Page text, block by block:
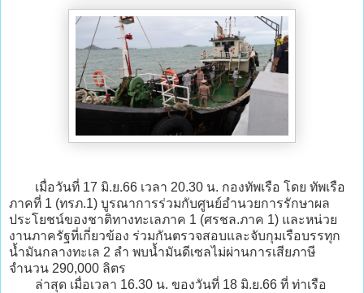
เมื่อวันที่ 17 มิ.ย.66 เวลา 20.30 น. กองทัพเรือ โดย ทัพเรือ
ภาคที่ 1 (ทรภ.1) บูรณาการร่วมกับศูนย์อำนวยการรักษาผล
ประโยชน์ของชาติทางทะเลภาค 1 (ศรชล.ภาค 1) และหน่วย
งานภาครัฐที่เกี่ยวข้อง ร่วมกันตรวจสอบและจับกุมเรือบรรทุก
น้ำมันกลางทะเล 2 ลำ พบน้ำมันดีเซลไม่ผ่านการเสียภาษี
จำนวน 290,000 ลิตร
ล่าสุด เมื่อเวลา 16.30 น. ของวันที่ 18 มิ.ย.66 ที่ ท่าเรือ